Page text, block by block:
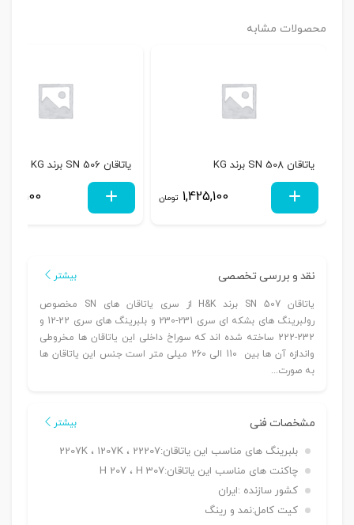
محصولات مشابه
یاتاقان SN 508 برند KG
1,425,100 تومان
یاتاقان SN 506 برند KG
1,125,100
نقد و بررسی تخصصی بیشتر
یاتاقان SN 507 برند H&K از سری یاتاقان های SN مخصوص
رولبرینگ های بشکه ای سری 231-230 و بلبرینگ های سری 22-12 و
232-222 ساخته شده اند که سوراخ داخلی این یاتاقان ها مخروطی
واندازه آن ها بین 110 الی 260 میلی متر است جنس این یاتاقان ها
به صورت...
مشخصات فنی بیشتر
بلبرینگ های مناسب این یاتاقان:2207K ، 1207K ، 22207
چاکنت های مناسب این یاتاقان:H 207 ، H 307
کشور سازنده :ایران
کیت کامل:نمد و رینگ